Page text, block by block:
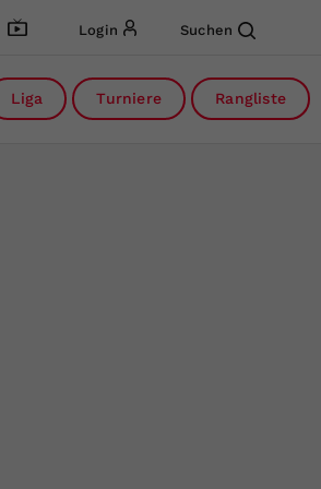
Login Suchen
Liga Turniere Rangliste